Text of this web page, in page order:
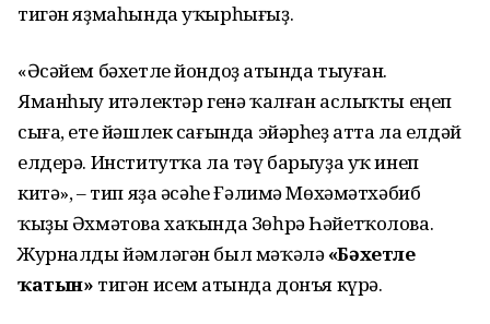
тигән яҙмаһында уҡырһығыҙ.
«Әсәйем бәхетле йондоҙ аҫтында тыуған.
Яманһыу иҫтәлектәр генә ҡалған аслыҡты еңеп
сыға, ете йәшлек сағында эйәрһеҙ атта ла елдәй
елдерә. Институтҡа ла тәү барыуҙа уҡ инеп
китә», – тип яҙа әсәһе Ғәлимә Мөхәмәтхәбиб
ҡыҙы Әхмәтова хаҡында Зөһрә Һәйетҡолова.
Журналды йәмләгән был мәҡәлә«Бәхетле
ҡатын» тигән исем аҫтында донъя күрә.